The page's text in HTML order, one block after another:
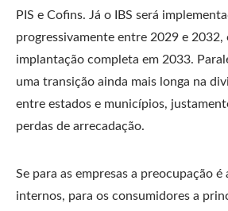
PIS e Cofins. Já o IBS será
progressivamente entre 2029 e 2032,
implantação completa em 2033.
uma transição ainda mais longa na
entre estados e municípios,
perdas de arrecadação.
Se para as empresas a preocupação
internos, para os consumidores a